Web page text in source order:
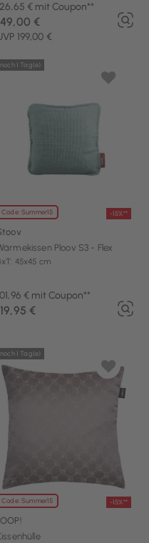
€ mit Coupon**
199,00 €
€
Code: Summer15 -15%**
noch 1 Tag(e)
Ploov S3 - Flex
45x45 cm
€ mit Coupon**
€
Code: Summer15 -15%**
noch 1 Tag(e)